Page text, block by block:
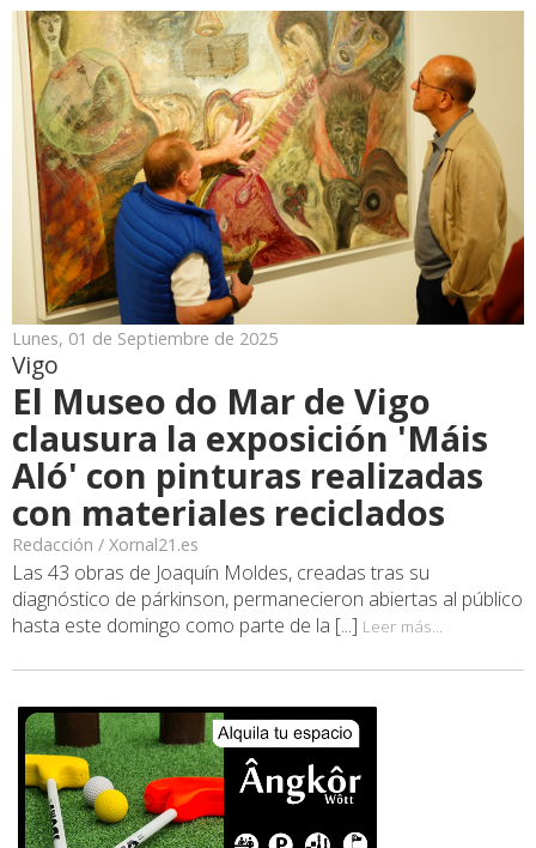
Lunes, 01 de Septiembre de 2025
Vigo
El Museo do Mar de Vigo
clausura la exposición 'Máis
Aló' con pinturas realizadas
con materiales reciclados
Redacción / Xornal21.es
Las 43 obras de Joaquín Moldes, creadas tras su
diagnóstico de párkinson, permanecieron abiertas al público
hasta este domingo como parte de la [...] Leer más...